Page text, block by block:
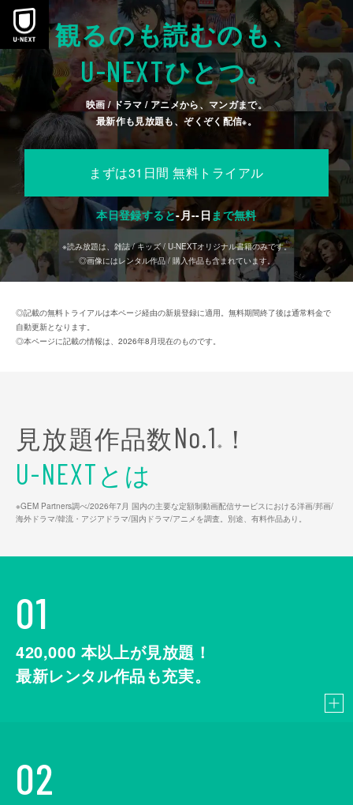
本文へスキップ
観るのも読むのも、
U-NEXTひとつ。
映画 / ドラマ / アニメから、マンガまで。
最新作も見放題も、ぞくぞく配信※。
まずは31日間 無料トライアル
本日登録すると-月--日まで無料
※読み放題は、雑誌 / キッズ / U-NEXTオリジナル書籍のみです。
◎画像にはレンタル作品 / 購入作品も含まれています。
◎記載の無料トライアルは本ページ経由の新規登録に適用。無料期間終了後は通常料金で
自動更新となります。
◎本ページに記載の情報は、2026年8月現在のものです。
見放題作品数No.1 ※ ！
U-NEXTとは
※GEM Partners調べ/2026年7⽉ 国内の主要な定額制動画配信サービスにおける洋画/邦画/
海外ドラマ/韓流・アジアドラマ/国内ドラマ/アニメを調査。別途、有料作品あり。
01
420,000 本以上が見放題！
最新レンタル作品も充実。
02